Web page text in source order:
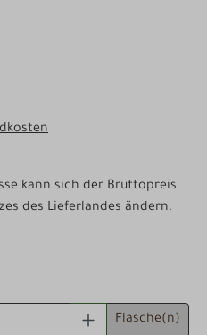
kann sich der Bruttopreis
des Lieferlandes ändern.
DEN GEWÜNSCHTEN
Flasche(n)